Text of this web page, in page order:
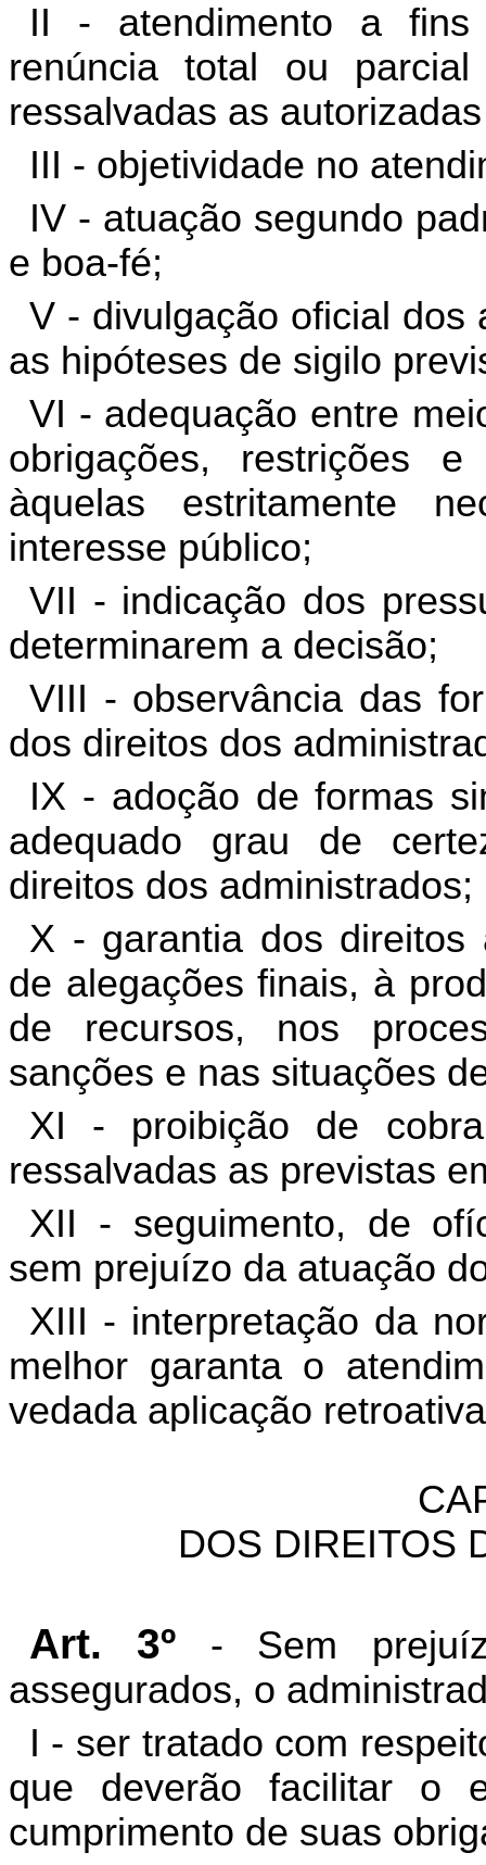
II - atendimento a
renúncia total ou
ressalvadas as
III - objetividade no
IV - atuação segundo
e boa-fé;
V - divulgação oficial dos
as hipóteses de sigilo
VI - adequação entre
obrigações, restrições
àquelas estritamente
interesse público;
VII - indicação dos
determinarem a decisão;
VIII - observância das
dos direitos dos
IX - adoção de formas
adequado grau de
direitos dos administrados;
X - garantia dos direitos
de alegações finais, à
de recursos, nos
sanções e nas situações
XI - proibição de
ressalvadas as previstas
XII - seguimento, de
sem prejuízo da atuação
XIII - interpretação da
melhor garanta o
vedada aplicação
DOS DIREITOS
Art. 3º - Sem
assegurados, o
I - ser tratado com
que deverão facilitar o
cumprimento de suas